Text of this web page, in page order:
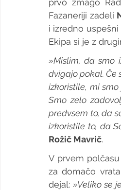
prvo zmago
Fazaneriji zadeli
i izredno
Ekipa si je z
»Mislim, da smo
dvigajo pokal. Če
izkoristile, mi
Smo zelo
predvsem to, da
izkoristile to, da
Rožič Mavrič.
V prvem
za domačo
dejal: »Veliko se